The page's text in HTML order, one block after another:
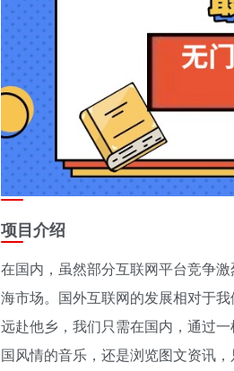
项目介绍
在国内，虽然部分互联网平台竞争
海市场。国外互联网的发展相对于
远赴他乡，我们只需在国内，通过
国风情的音乐，还是浏览图文资讯